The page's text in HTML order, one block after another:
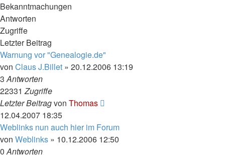
Bekanntmachungen
Antworten
Zugriffe
Letzter Beitrag
Warnung vor "Genealogie.de"
von Claus J.Billet » 20.12.2006 13:19
3Antworten
22331Zugriffe
Letzter Beitragvon Thomas
12.04.2007 18:35
Weblinks nun auch hier im Forum
von Weblinks » 10.12.2006 12:50
0Antworten